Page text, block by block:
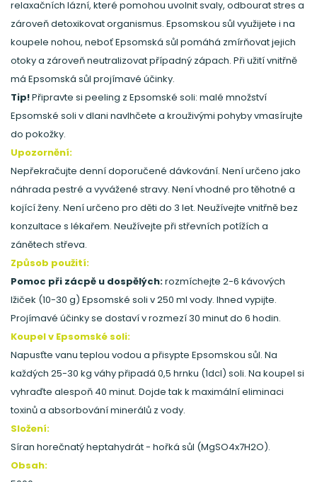
relaxačních lázní, které pomohou uvolnit svaly, odbourat stres a
zároveň detoxikovat organismus. Epsomskou sůl využijete i na
koupele nohou, neboť Epsomská sůl pomáhá zmírňovat jejich
otoky a zároveň neutralizovat případný zápach. Při užití vnitřně
má Epsomská sůl projímavé účinky.
Tip!Připravte si peeling z Epsomské soli: malé množství
Epsomské soli v dlani navlhčete a krouživými pohyby vmasírujte
do pokožky.
Upozornění:
Nepřekračujte denní doporučené dávkování. Není určeno jako
náhrada pestré a vyvážené stravy. Není vhodné pro těhotné a
kojící ženy. Není určeno pro děti do 3 let. Neužívejte vnitřně bez
konzultace s lékařem. Neužívejte při střevních potížích a
zánětech střeva.
Způsob použití:
Pomoc při zácpě u dospělých:rozmíchejte 2-6 kávových
lžiček (10-30 g) Epsomské soli v 250 ml vody. Ihned vypijte.
Projímavé účinky se dostaví v rozmezí 30 minut do 6 hodin.
Koupel v Epsomské soli:
Napusťte vanu teplou vodou a přisypte Epsomskou sůl. Na
každých 25-30 kg váhy připadá 0,5 hrnku (1dcl) soli. Na koupel si
vyhraďte alespoň 40 minut. Dojde tak k maximální eliminaci
toxinů a absorbování minerálů z vody.
Složení:
Síran horečnatý heptahydrát - hořká sůl (MgSO4x7H2O).
Obsah: